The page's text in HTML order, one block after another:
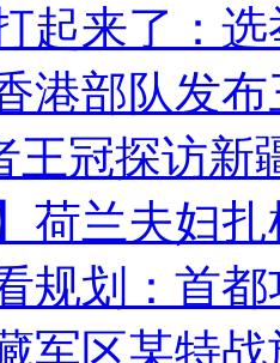
起来了：
港部队发
王冠探访新
荷兰夫妇
规划：首
军区某特